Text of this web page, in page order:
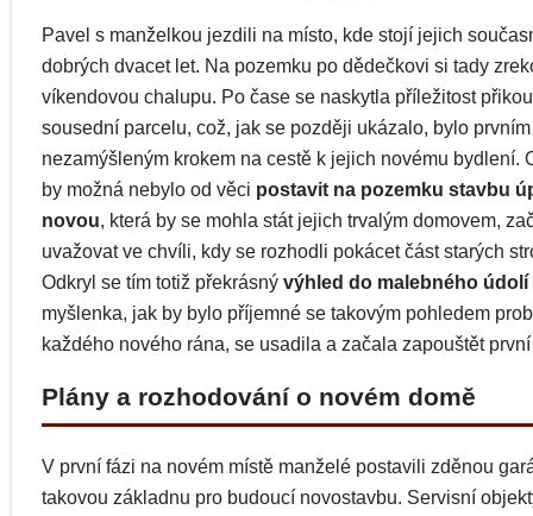
Pavel s manželkou jezdili na místo, kde stojí jejich
dobrých dvacet let. Na pozemku po dědečkovi si tady
víkendovou chalupu. Po čase se naskytla příležitost
sousední parcelu, což, jak se později ukázalo, bylo prvním
nezamýšleným krokem na cestě k jejich novému bydlení.
by možná nebylo od věci postavit na pozemku stavbu
novou, která by se mohla stát jejich trvalým domovem,
uvažovat ve chvíli, kdy se rozhodli pokácet část starých
Odkryl se tím totiž překrásný výhled do malebného údolí
myšlenka, jak by bylo příjemné se takovým pohledem
každého nového rána, se usadila a začala zapouštět
Plány a rozhodování o novém domě
V první fázi na novém místě manželé postavili zděnou
takovou základnu pro budoucí novostavbu. Servisní